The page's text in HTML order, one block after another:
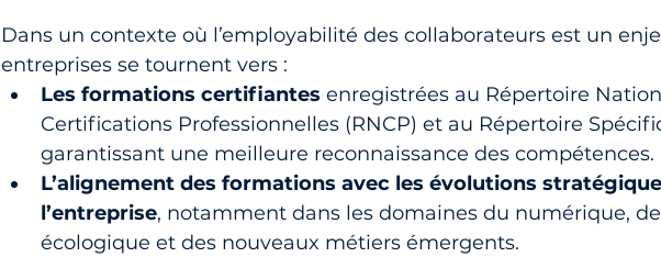
Dans un contexte où l’employabilité des collaborateurs est un
entreprises se tournent vers :
Les formations certifiantes enregistrées au Répertoire
Certifications Professionnelles (RNCP) et au Répertoire
garantissant une meilleure reconnaissance des compétences.
L’alignement des formations avec les évolutions
l’entreprise, notamment dans les domaines du numérique,
écologique et des nouveaux métiers émergents.